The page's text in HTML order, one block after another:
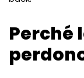
Perché